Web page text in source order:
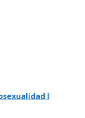
I